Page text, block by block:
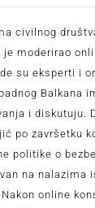
civilnog
je moderirao
su eksperti i
Balkana
i diskutuju.
po završetku
politike o
na nalazima
online